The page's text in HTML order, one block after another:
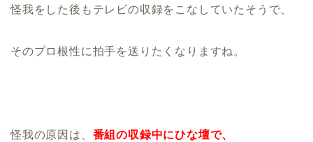
怪我をした後もテレビの収録をこなしていたそうで、
そのプロ根性に拍手を送りたくなりますね。
怪我の原因は、 番組の収録中にひな壇で、